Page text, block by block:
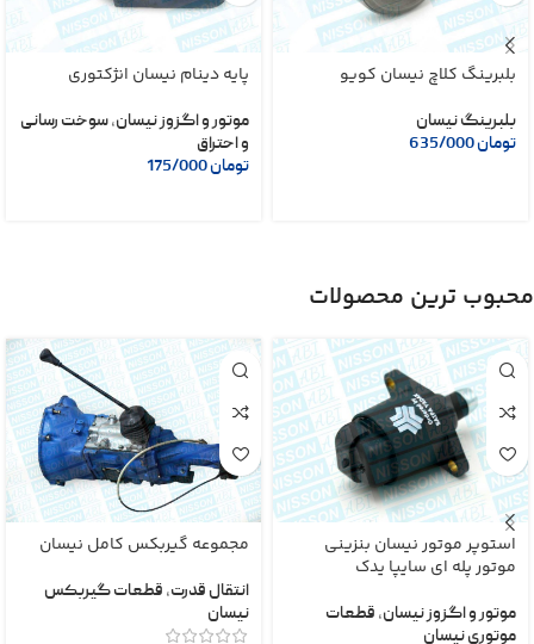
بلبرینگ کلاچ نیسان کویو
بلبرینگ نیسان
تومان
پایه دینام نیسان انژکتوری
موتور و اگزوز نیسان,سوخت رسانی
و احتراق
تومان
محبوب ترین محصولات
استوپر موتور نیسان بنزینی
موتور پله ای سایپا یدک
موتور و اگزوز نیسان, قطعات
موتوری نیسان
مجموعه گیربکس کامل نیسان
انتقال قدرت, قطعات گیربکس
نیسان